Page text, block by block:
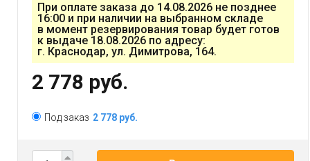
При оплате заказа до 14.08.2026 не позднее
16:00 и при наличии на выбранном складе
в момент резервирования товар будет готов
к выдаче 18.08.2026 по адресу:
г. Краснодар, ул. Димитрова, 164.
2 778 руб.
Под заказ 2 778 руб.